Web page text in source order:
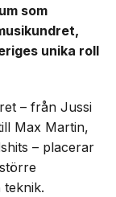
som
unika roll
– från Jussi
Max Martin,
– placerar
teknik.